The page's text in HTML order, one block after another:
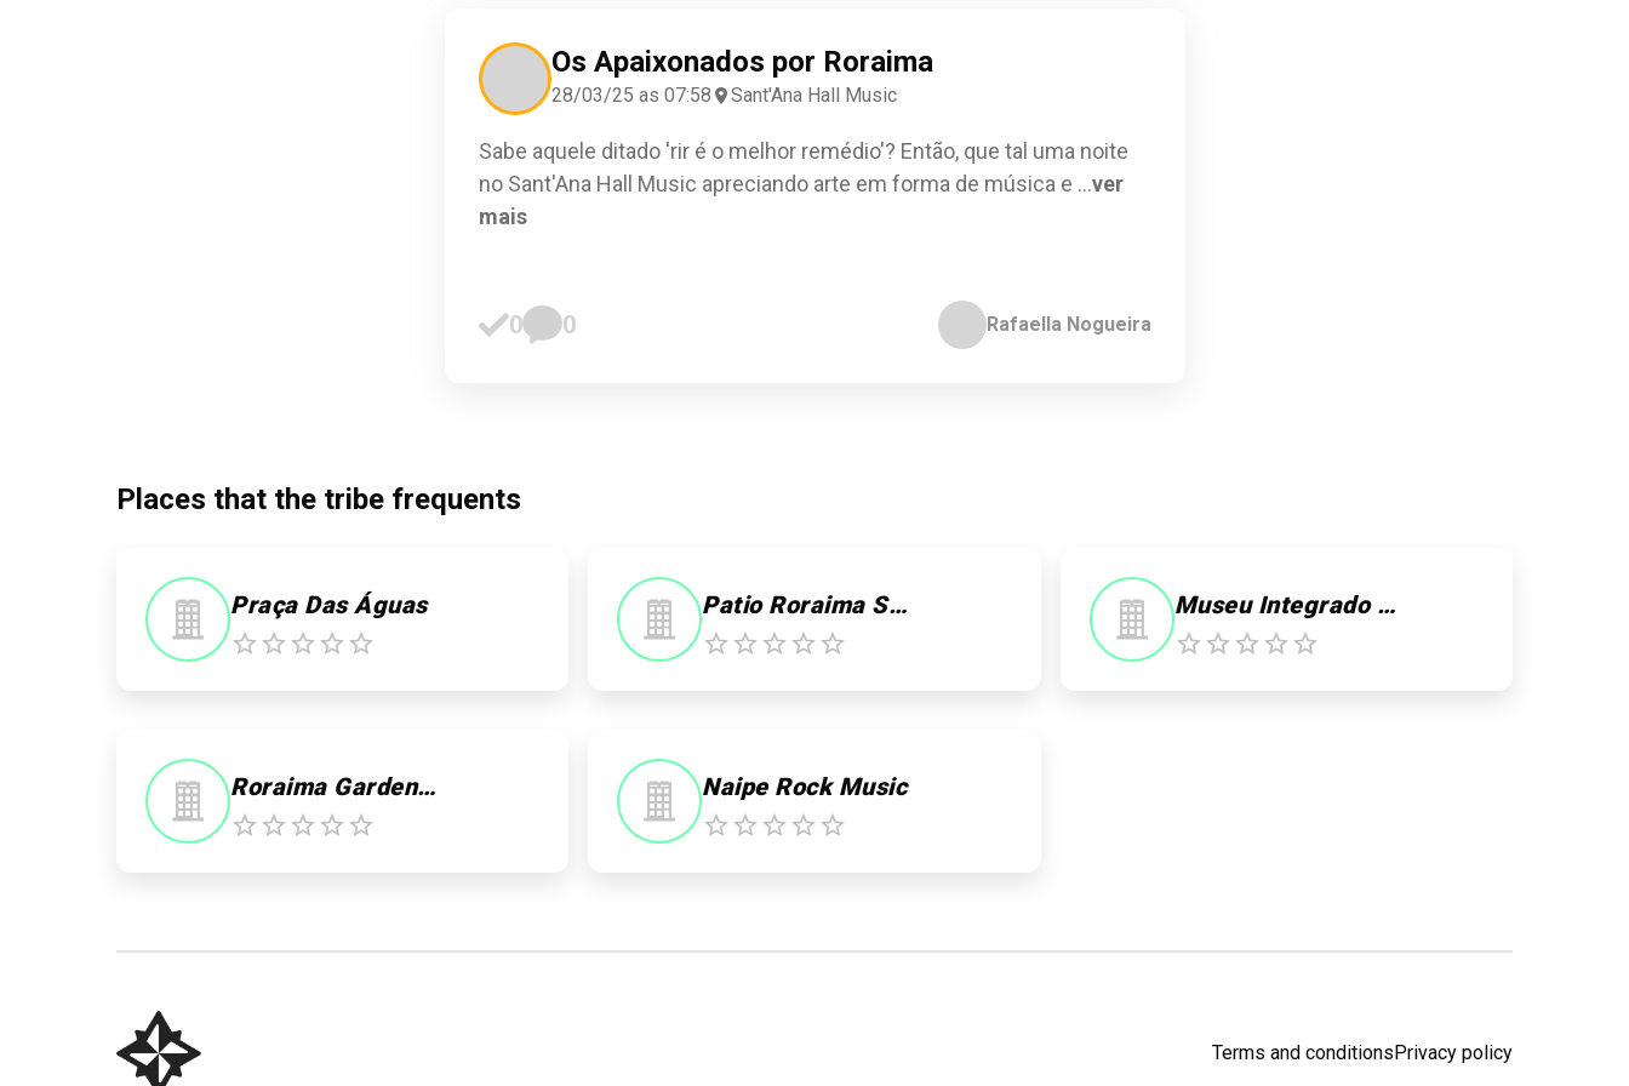
Os Apaixonados por Roraima
28/03/25 as 07:58 Sant'Ana Hall Music
Sabe aquele ditado 'rir é o melhor remédio'? Então, que tal uma noite
no Sant'Ana Hall Music apreciando arte em forma de música e ...ver
mais
0 0 Rafaella Nogueira
Places that the tribe frequents
Praça Das Águas Patio Roraima Shopping Museu Integrado de Roraima
Roraima Garden Shopping Naipe Rock Music
Terms and conditionsPrivacy policy